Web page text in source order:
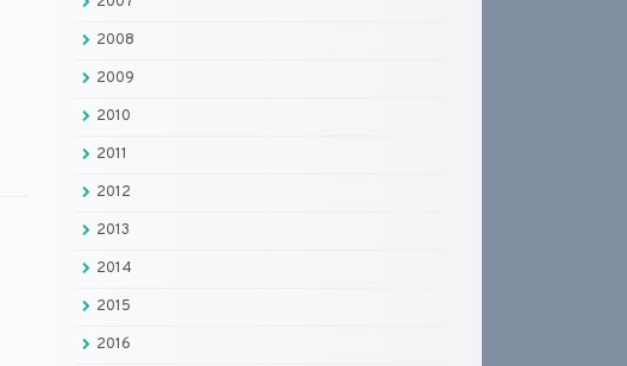
2008
2009
2010
2011
2012
2013
2014
2015
2016